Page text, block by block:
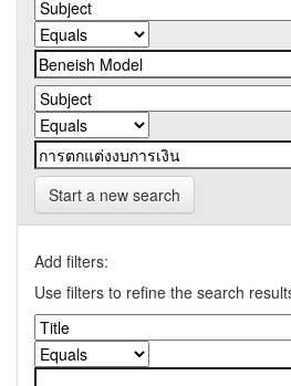
Start a new search
Add filters:
Use filters to refine the search